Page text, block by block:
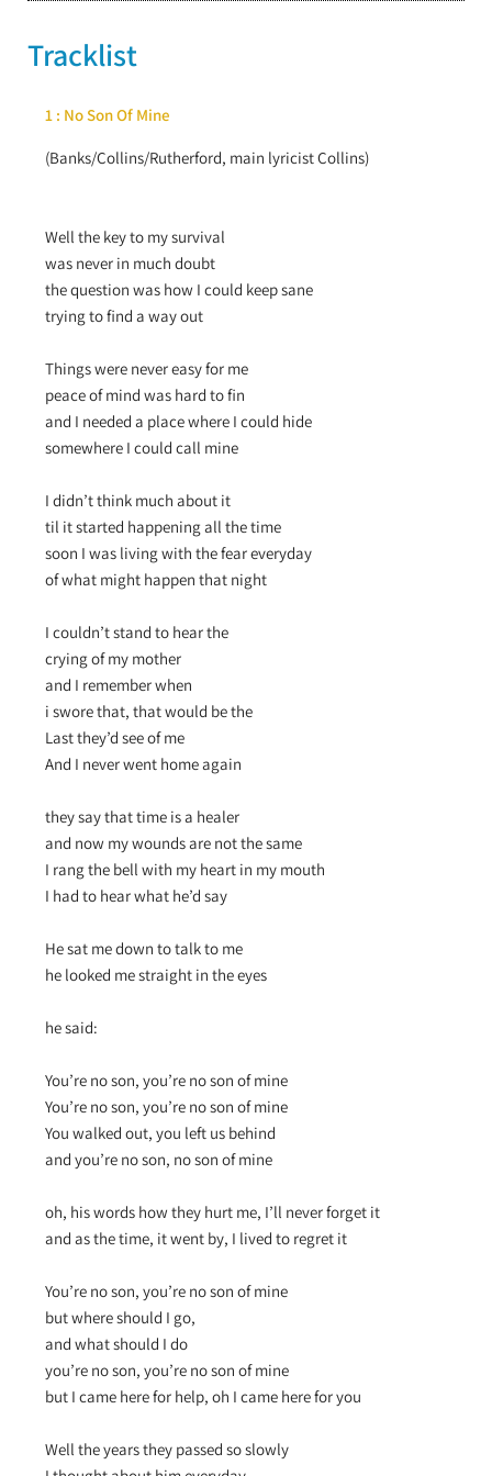
Tracklist
1 : No Son Of Mine
(Banks/Collins/Rutherford, main lyricist Collins)
Well the key to my survival
was never in much doubt
the question was how I could keep sane
trying to find a way out
Things were never easy for me
peace of mind was hard to fin
and I needed a place where I could hide
somewhere I could call mine
I didn’t think much about it
til it started happening all the time
soon I was living with the fear everyday
of what might happen that night
I couldn’t stand to hear the
crying of my mother
and I remember when
i swore that, that would be the
Last they’d see of me
And I never went home again
they say that time is a healer
and now my wounds are not the same
I rang the bell with my heart in my mouth
I had to hear what he’d say
He sat me down to talk to me
he looked me straight in the eyes
he said:
You’re no son, you’re no son of mine
You’re no son, you’re no son of mine
You walked out, you left us behind
and you’re no son, no son of mine
oh, his words how they hurt me, I’ll never forget it
and as the time, it went by, I lived to regret it
You’re no son, you’re no son of mine
but where should I go,
and what should I do
you’re no son, you’re no son of mine
but I came here for help, oh I came here for you
Well the years they passed so slowly